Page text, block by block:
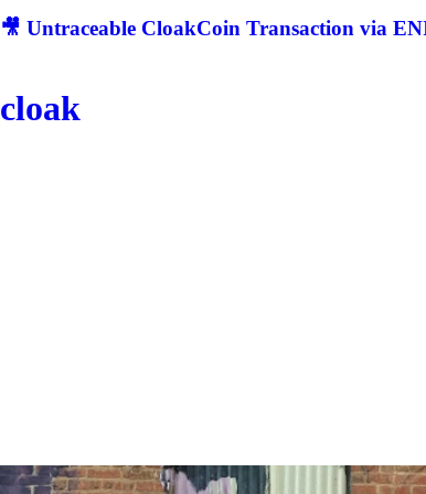
🎥 Untraceable CloakCoin Transaction via
cloak